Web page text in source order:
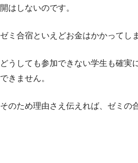
開はしないのです。
ゼミ合宿といえどお金はかかってし
どうしても参加できない学生も確実
できません。
そのため理由さえ伝えれば、ゼミの